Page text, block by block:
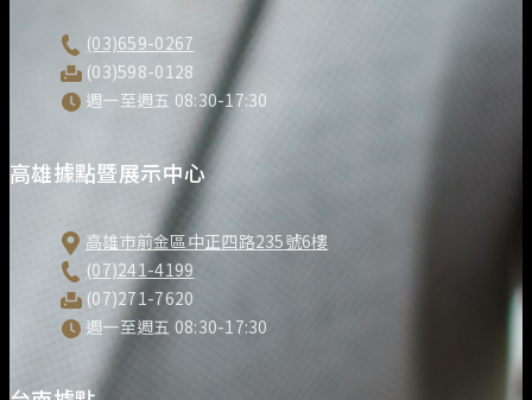
(03)659-0267
(03)598-0128
週一至週五 08:30-17:30
高雄據點暨展示中心
高雄市前金區中正四路235號6樓
(07)241-4199
(07)271-7620
週一至週五 08:30-17:30